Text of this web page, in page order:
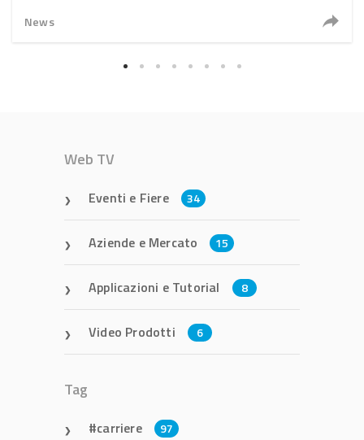
News
Web TV
Eventi e Fiere 34
Aziende e Mercato 15
Applicazioni e Tutorial 8
Video Prodotti 6
Tag
carriere 97